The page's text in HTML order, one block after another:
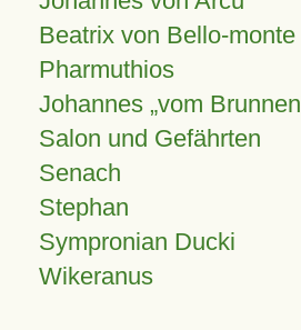
Beatrix von Bello-monte
Pharmuthios
Johannes vom Brunnen
Salon und Gefährten
Senach
Stephan
Sympronian Ducki
Wikeranus